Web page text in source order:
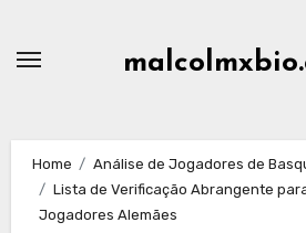
Home
Análise de Jogadores de
Lista de Verificação Abrangente
Jogadores Alemães